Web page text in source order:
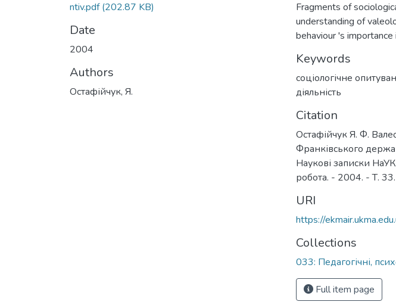
ntiv.pdf(202.87 KB)
Date
2004
Authors
Остафійчук, Я.
Fragments of
understanding of
behaviour 's
Keywords
соціологічне
діяльність
Citation
Остафійчук Я. Ф.
Франківського
Наукові записки
робота. - 2004. - Т.
URI
https://
Collections
033: Педагогічні,
Full item page